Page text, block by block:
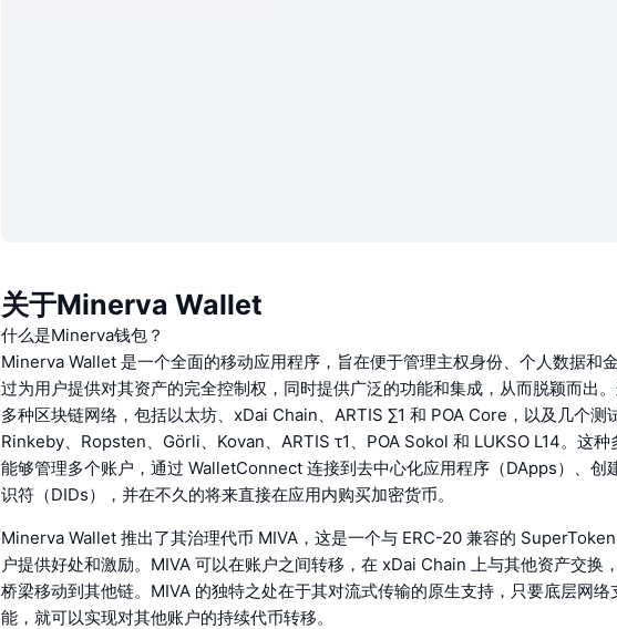
关于Minerva Wallet
什么是Minerva钱包？
Minerva Wallet 是一个全面的移动应用程序，旨在便于管理主权身份、个人数据和
过为用户提供对其资产的完全控制权，同时提供广泛的功能和集成，从而脱颖而出
多种区块链网络，包括以太坊、xDai Chain、ARTIS ∑1 和 POA Core，以及几个测
Rinkeby、Ropsten、Görli、Kovan、ARTIS τ1、POA Sokol 和 LUKSO L14。这种
能够管理多个账户，通过 WalletConnect 连接到去中心化应用程序（DApps）、创
识符（DIDs），并在不久的将来直接在应用内购买加密货币。
Minerva Wallet 推出了其治理代币 MIVA，这是一个与 ERC-20 兼容的
户提供好处和激励。MIVA 可以在账户之间转移，在 xDai Chain 上与其他资产交换
桥梁移动到其他链。MIVA 的独特之处在于其对流式传输的原生支持，只要底层网络
能，就可以实现对其他账户的持续代币转移。